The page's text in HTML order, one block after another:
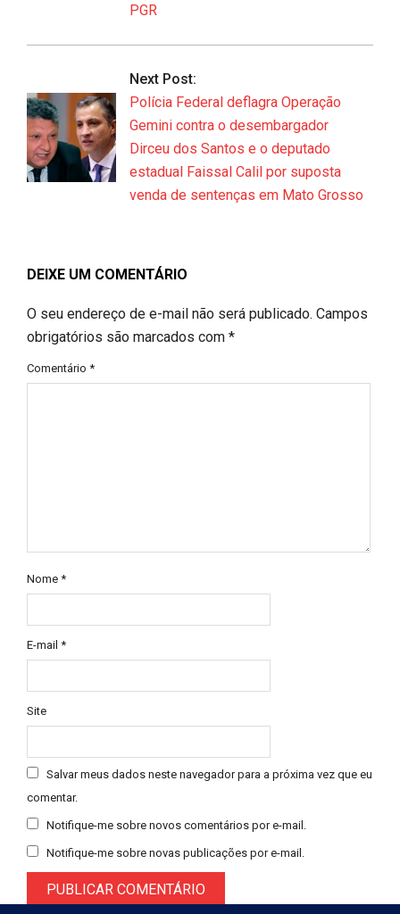
PGR
Next Post:
Polícia Federal deflagra Operação
Gemini contra o desembargador
Dirceu dos Santos e o deputado
estadual Faissal Calil por suposta
venda de sentenças em Mato Grosso
DEIXE UM COMENTÁRIO
O seu endereço de e-mail não será publicado. Campos
obrigatórios são marcados com *
Comentário *
Nome *
E-mail *
Site
Salvar meus dados neste navegador para a próxima vez que eu
comentar.
Notifique-me sobre novos comentários por e-mail.
Notifique-me sobre novas publicações por e-mail.